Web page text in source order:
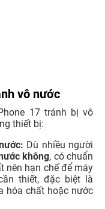
vô nước
17 tránh bị vô
thiết bị:
Dù nhiều người
không, có chuẩn
nên hạn chế để máy
thiết, đặc biệt là
hóa chất hoặc nước